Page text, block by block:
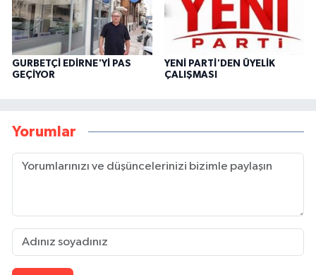
GURBETÇİ EDİRNE'Yİ PAS
GEÇİYOR
YENİ PARTİ'DEN ÜYELİK
ÇALIŞMASI
Yorumlar